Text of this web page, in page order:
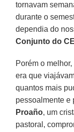
tornavam
durante o
dependia do
Conjunto do
Porém o
era que
quantos mais
pessoalmente
Proaño, um
pastoral,